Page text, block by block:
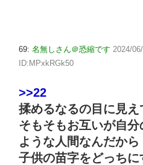
69: 名無しさん＠恐縮です 2024/
ID:MPxkRGk50
>>22
揉めるなるの目に見え
そもそもお互いが自
ような人間なんだから
子供の苗字をどっち